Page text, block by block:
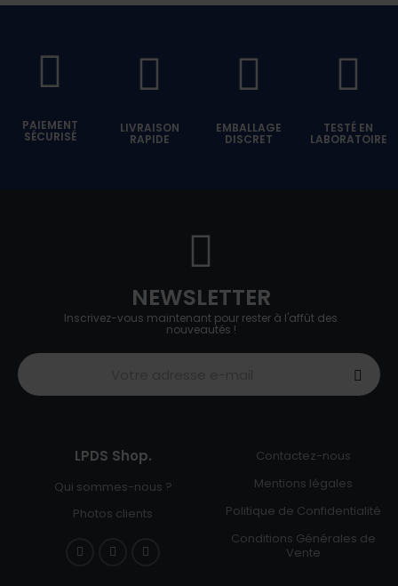
PAIEMENT
SÉCURISÉ
LIVRAISON
RAPIDE
EMBALLAGE
DISCRET
TESTÉ EN
LABORATOIRE
NEWSLETTER
Inscrivez-vous maintenant pour rester à l'affût des
nouveautés !
LPDS Shop.
Qui sommes-nous ?
Photos clients
Contactez-nous
Mentions légales
Politique de Confidentialité
Conditions Générales de
Vente